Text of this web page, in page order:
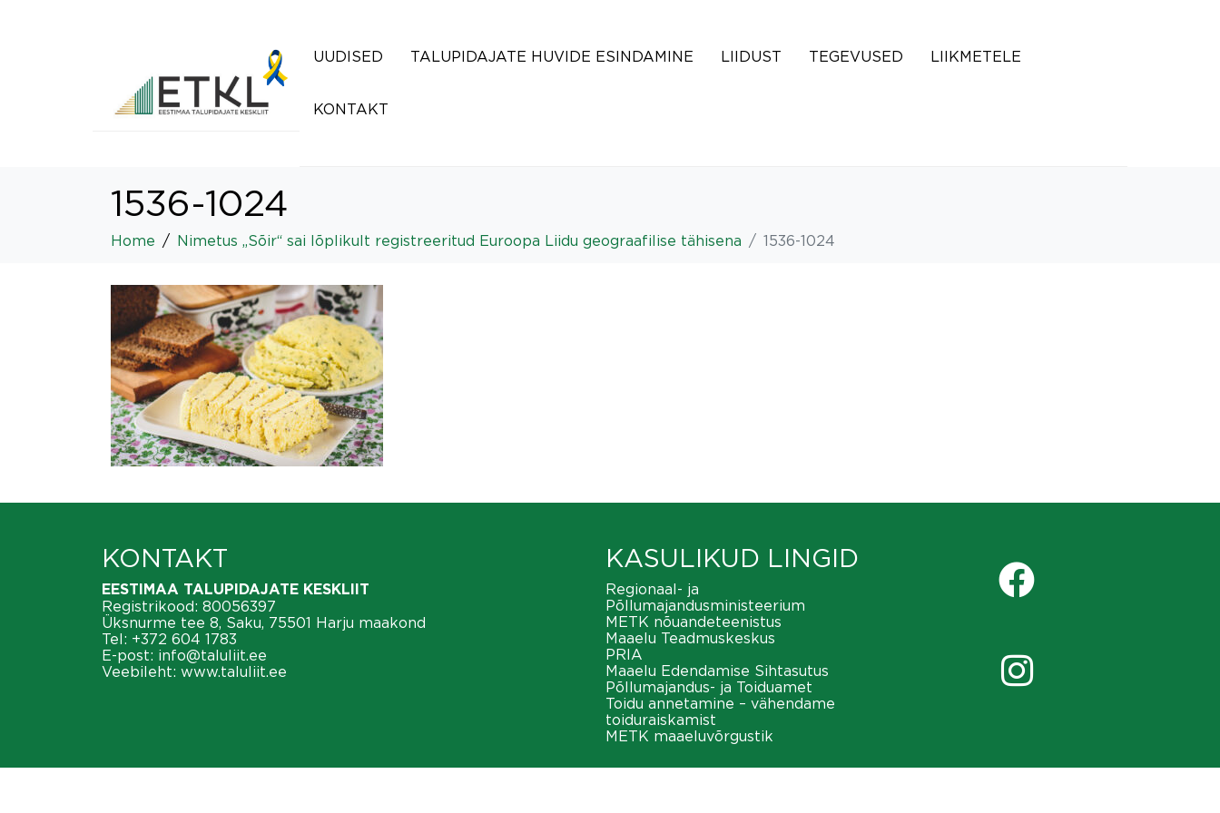
UUDISED TALUPIDAJATE HUVIDE ESINDAMINE LIIDUST TEGEVUSED LIIKMETELE
KONTAKT
1536-1024
Home Nimetus „Sõir“ sai lõplikult registreeritud Euroopa Liidu geograafilise tähisena 1536-1024
KONTAKT
EESTIMAA TALUPIDAJATE KESKLIIT
Registrikood: 80056397
Üksnurme tee 8, Saku, 75501 Harju maakond
Tel: +372 604 1783
E-post: info@taluliit.ee
Veebileht: www.taluliit.ee
KASULIKUD LINGID
Regionaal- ja
Põllumajandusministeerium
METK nõuandeteenistus
Maaelu Teadmuskeskus
PRIA
Maaelu Edendamise Sihtasutus
Põllumajandus- ja Toiduamet
Toidu annetamine – vähendame
toiduraiskamist
METK maaeluvõrgustik